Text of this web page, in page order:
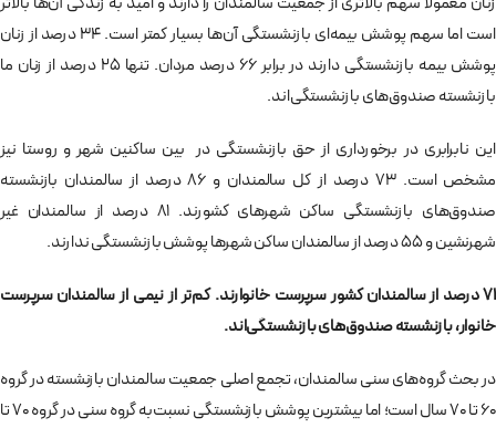
است اما سهم پوشش بیمه‌ای بازنشستگی آن‌ها بسیار کمتر است. ۳۴ درصد از زنان
پوشش بیمه بازنشستگی دارند در برابر ۶۶ درصد مردان. تنها ۲۵ درصد از زنان ما
بازنشسته صندوق‌های بازنشستگی‌اند.
این نابرابری در برخورداری از حق بازنشستگی در بین ساکنین شهر و روستا نیز
مشخص است. ۷۳ درصد از کل سالمندان و ۸۶ درصد از سالمندان بازنشسته
صندوق‌های بازنشستگی ساکن شهرهای کشورند. ۸۱ درصد از سالمندان غیر
شهرنشین و ۵۵ درصد از سالمندان ساکن شهرها پوشش بازنشستگی ندارند.
۷۱ درصد از سالمندان کشور سرپرست خانوارند. کم‌تر از نیمی از سالمندان سرپرست
خانوار، بازنشسته صندوق‌های بازنشستگی‌اند.
در بحث گروه‌های سنی سالمندان، تجمع اصلی جمعیت سالمندان بازنشسته در گروه
۶۰ تا ۷۰ سال است؛ اما بیشترین پوشش بازنشستگی نسبت‌به گروه سنی در گروه ۷۰ تا